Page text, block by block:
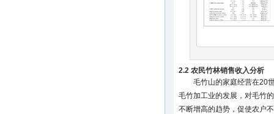
2.2 农民竹林销售收入分析
毛竹山的家庭经营在20
毛竹加工业的发展，对毛竹
不断增高的趋势，促使农户